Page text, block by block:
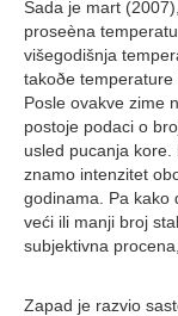
Sada je mart
proseèna
višegodišnja
takoðe temperature
Posle ovakve zime
postoje podaci o
usled pucanja
znamo intenzitet
godinama. Pa kako
veći ili manji broj
subjektivna
Zapad je razvio